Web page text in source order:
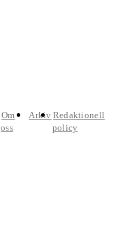
Om
oss
Arkiv Redaktionell
policy